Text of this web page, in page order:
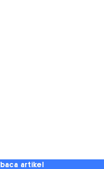
artikel